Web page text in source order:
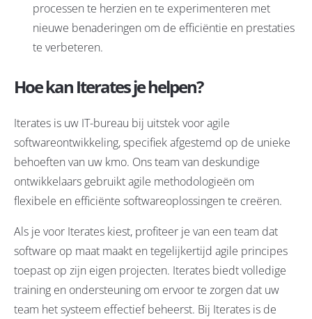
processen te herzien en te experimenteren met
nieuwe benaderingen om de efficiëntie en prestaties
te verbeteren.
Hoe kan Iterates je helpen?
Iterates is uw IT-bureau bij uitstek voor agile
softwareontwikkeling, specifiek afgestemd op de unieke
behoeften van uw kmo. Ons team van deskundige
ontwikkelaars gebruikt agile methodologieën om
flexibele en efficiënte softwareoplossingen te creëren.
Als je voor Iterates kiest, profiteer je van een team dat
software op maat maakt en tegelijkertijd agile principes
toepast op zijn eigen projecten. Iterates biedt volledige
training en ondersteuning om ervoor te zorgen dat uw
team het systeem effectief beheerst. Bij Iterates is de